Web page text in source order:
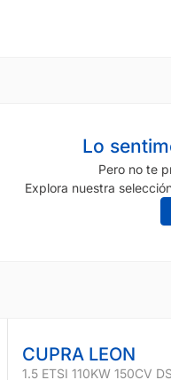
Lo
Pero no te
Explora nuestra
CUPRA LEON
1.5 ETSI 110KW 150CV